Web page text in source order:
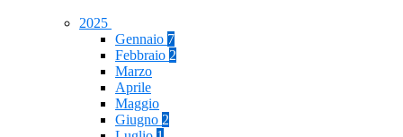
2025
Gennaio 7
Febbraio 2
Marzo
Aprile
Maggio
Giugno 2